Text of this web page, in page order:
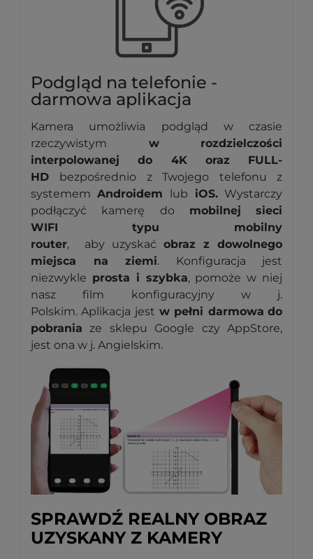
Podgląd na telefonie -
darmowa aplikacja
Kamera umożliwia podgląd w czasie
rzeczywistym w
rozdzielczości
interpolowanej do 4K oraz FULL-
HD bezpośrednio z Twojego telefonu z
systemem Androidem lub iOS. Wystarczy
podłączyć kamerę do mobilnej
sieci
WIFI
typu mobilny
router, aby uzyskać obraz z dowolnego
miejsca na ziemi. Konfiguracja jest
niezwykle prosta i szybka, pomoże w niej
nasz film konfiguracyjny w j.
Polskim. Aplikacja jest w pełni darmowa do
pobrania ze sklepu Google czy AppStore,
jest ona w j. Angielskim.
SPRAWDŹ REALNY OBRAZ
UZYSKANY Z KAMERY